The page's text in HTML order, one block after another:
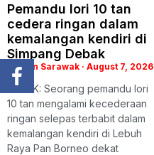
Pemandu lori 10 tan
cedera ringan dalam
kemalangan kendiri di
Simpang Debak
Utusan Sarawak August 7, 2026
DEBAK: Seorang pemandu lori
10 tan mengalami kecederaan
ringan selepas terbabit dalam
kemalangan kendiri di Lebuh
Raya Pan Borneo dekat